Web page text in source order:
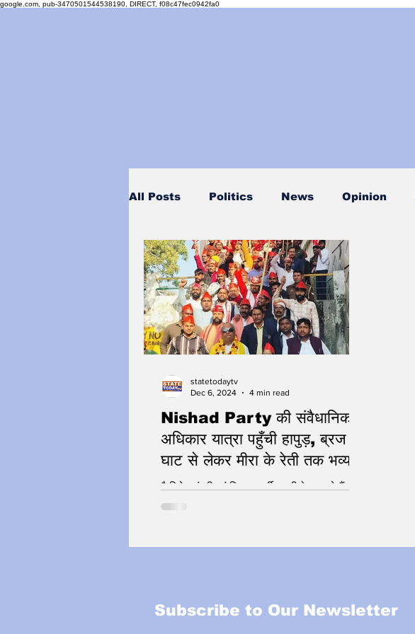
google.com, pub-3470501544538190, DIRECT, f08c47fec0942fa0
All Posts Politics News Opinion
Personality
Nishad Party की संवैधानिक
अधिकार यात्रा पहुँची हापुड़, ब्रज
घाट से लेकर मीरा के रेती तक भव्य
स्वागत
कैबिनेट मंत्री एवं निषाद पार्टी सप्रीमो कर रहे हैं
यात्रा का नेतृत्व
statetodaytv
Dec 6, 2024
4 min read
Subscribe to Our Newsletter